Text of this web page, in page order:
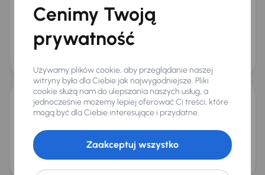
168 523 km Benzyna1.6i 16V 92 kW
1.6i 16V Klimatronic Parktronic
+1 kolejnych
Miesięczna rata
Ford Mondeo
Auta krajowe
Miesięczna rata
od 89 zł 15 000 zł
Taniej o 1 000 zł
Cenimy Twoją
prywatność
Używamy plików cookie, aby przeglądanie naszej
witryny było dla Ciebie jak najwygodniejsze. Pliki
cookie służą nam do ulepszania naszych usług, a
jednocześnie możemy lepiej oferować Ci treści, które
mogą być dla Ciebie interesujące i przydatne.
Zaakceptuj wszystko